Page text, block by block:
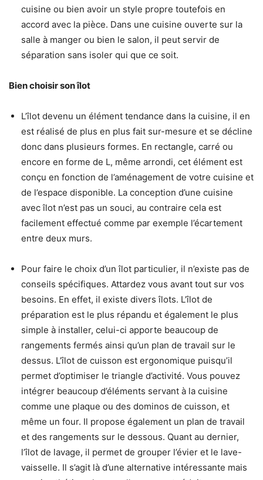
cuisine ou bien avoir un style propre toutefois en
accord avec la pièce. Dans une cuisine ouverte sur la
salle à manger ou bien le salon, il peut servir de
séparation sans isoler qui que ce soit.
Bien choisir sonîlot
L’îlot devenu un élément tendance dans la cuisine, il en
est réalisé de plus en plus fait sur-mesure et se décline
donc dans plusieurs formes. En rectangle, carré ou
encore en forme de L, même arrondi, cet élément est
conçu en fonction de l’aménagement de votre cuisine et
de l’espace disponible. La conception d’une cuisine
avec îlot n’est pas un souci, au contraire cela est
facilement effectué comme par exemple l’écartement
entre deux murs.
Pour faire le choix d’un îlot particulier, il n’existe pas de
conseils spécifiques. Attardez vous avant tout sur vos
besoins. En effet, il existe divers îlots. L’îlot de
préparation est le plus répandu et également le plus
simple à installer, celui-ci apporte beaucoup de
rangements fermés ainsi qu’un plan de travail sur le
dessus. L’îlot de cuisson est ergonomique puisqu’il
permet d’optimiser le triangle d’activité. Vous pouvez
intégrer beaucoup d’éléments servant à la cuisine
comme une plaque ou des dominos de cuisson, et
même un four. Il propose également un plan de travail
et des rangements sur le dessous. Quant au dernier,
l’îlot de lavage, il permet de grouper l’évier et le lave-
vaisselle. Il s’agit là d’une alternative intéressante mais